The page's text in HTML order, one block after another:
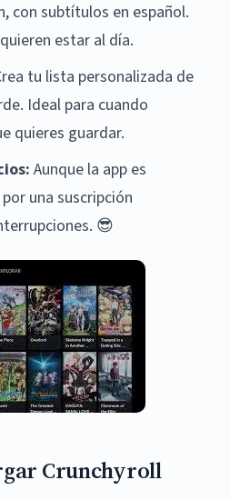
con subtítulos en español.
estar al día.
tu lista personalizada de
Ideal para cuando
quieres guardar.
Aunque la app es
una suscripción
😎
Crunchyroll